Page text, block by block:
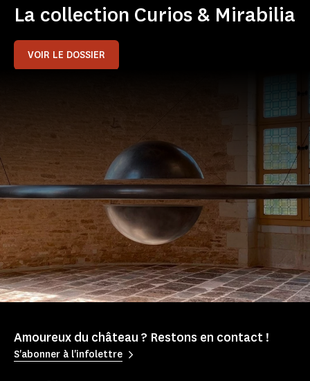
La collection Curios & Mirabilia
VOIR LE DOSSIER
Amoureux du château ? Restons en contact !
S'abonner à l'infolettre